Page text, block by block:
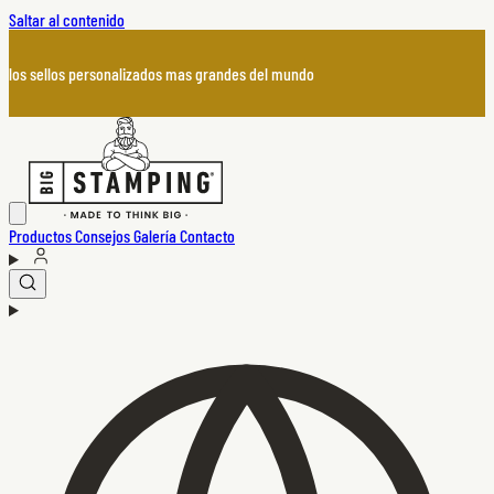
Saltar al contenido
los sellos personalizados mas grandes del mundo
ProductosConsejosGaleríaContacto